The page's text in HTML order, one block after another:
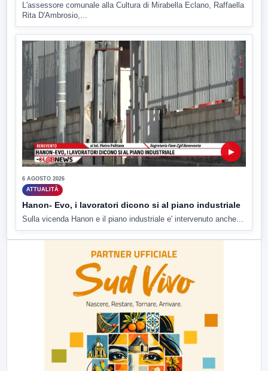
L'assessore comunale alla Cultura di Mirabella Eclano, Raffaella
Rita D'Ambrosio,...
▶
6 AGOSTO 2026
ATTUALITÀ
Hanon- Evo, i lavoratori dicono si al piano industriale
Sulla vicenda Hanon e il piano industriale e' intervenuto anche...